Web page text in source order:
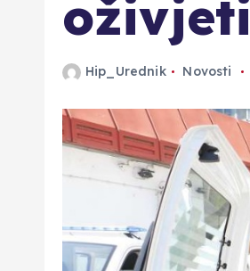
oživjeti
Hip_Urednik Novosti